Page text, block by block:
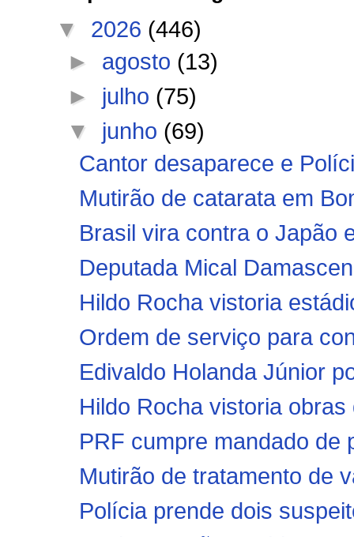
▼ 2026 (446)
► agosto (13)
► julho (75)
▼ junho (69)
Cantor desaparece e
Mutirão de catarata em
Brasil vira contra o Japão
Deputada Mical
Hildo Rocha vistoria
Ordem de serviço para
Edivaldo Holanda Júnior
Hildo Rocha vistoria
PRF cumpre mandado de
Mutirão de tratamento de
Polícia prende dois